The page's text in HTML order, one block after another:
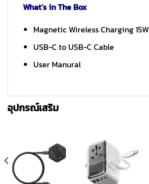
What’s in The Box
Magnetic Wireless Charging 15W
USB-C to USB-C Cable
User Manural
อุปกรณ์เสริม